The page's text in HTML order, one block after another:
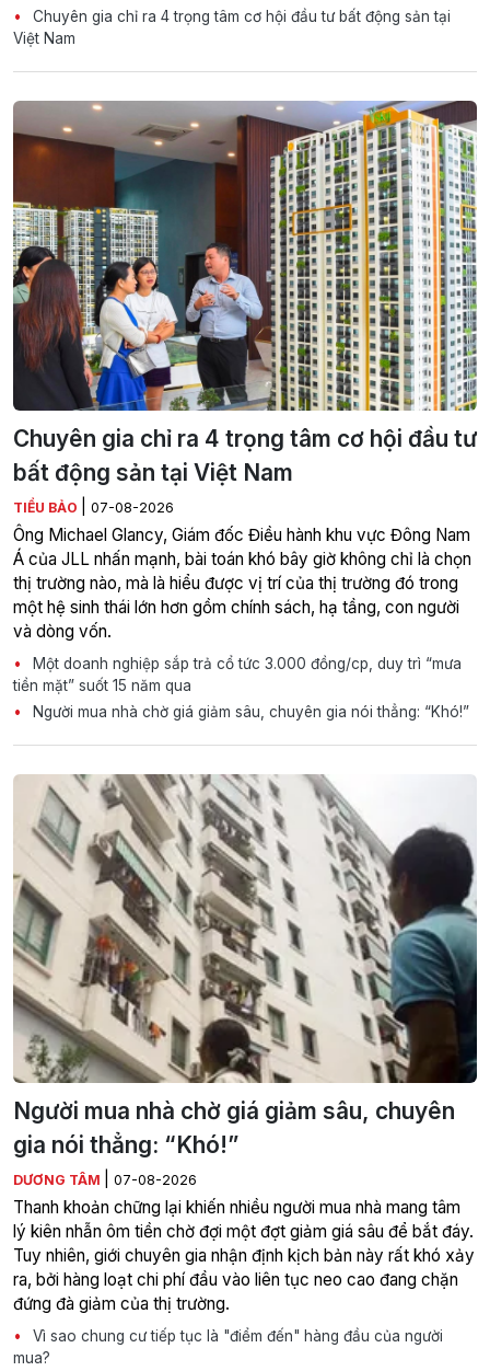
Chuyên gia chỉ ra 4 trọng tâm cơ hội đầu tư bất động sản tại
Việt Nam
Chuyên gia chỉ ra 4 trọng tâm cơ hội đầu tư
bất động sản tại Việt Nam
TIỂU BẢO 07-08-2026
Ông Michael Glancy, Giám đốc Điều hành khu vực Đông Nam
Á của JLL nhấn mạnh, bài toán khó bây giờ không chỉ là chọn
thị trường nào, mà là hiểu được vị trí của thị trường đó trong
một hệ sinh thái lớn hơn gồm chính sách, hạ tầng, con người
và dòng vốn.
Một doanh nghiệp sắp trả cổ tức 3.000 đồng/cp, duy trì “mưa
tiền mặt” suốt 15 năm qua
Người mua nhà chờ giá giảm sâu, chuyên gia nói thẳng: “Khó!”
Người mua nhà chờ giá giảm sâu, chuyên
gia nói thẳng: “Khó!”
DƯƠNG TÂM 07-08-2026
Thanh khoản chững lại khiến nhiều người mua nhà mang tâm
lý kiên nhẫn ôm tiền chờ đợi một đợt giảm giá sâu để bắt đáy.
Tuy nhiên, giới chuyên gia nhận định kịch bản này rất khó xảy
ra, bởi hàng loạt chi phí đầu vào liên tục neo cao đang chặn
đứng đà giảm của thị trường.
Vì sao chung cư tiếp tục là "điểm đến" hàng đầu của người
mua?